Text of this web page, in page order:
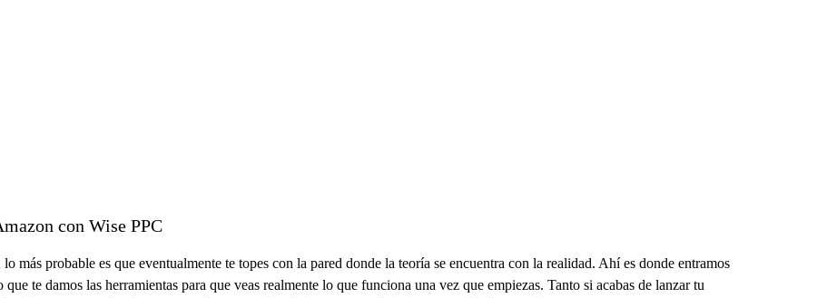
con Wise PPC
más probable es que eventualmente te topes con la pared donde la teoría se encuentra con la realidad. Ahí es donde entramos
que te damos las herramientas para que veas realmente lo que funciona una vez que empiezas. Tanto si acabas de lanzar tu